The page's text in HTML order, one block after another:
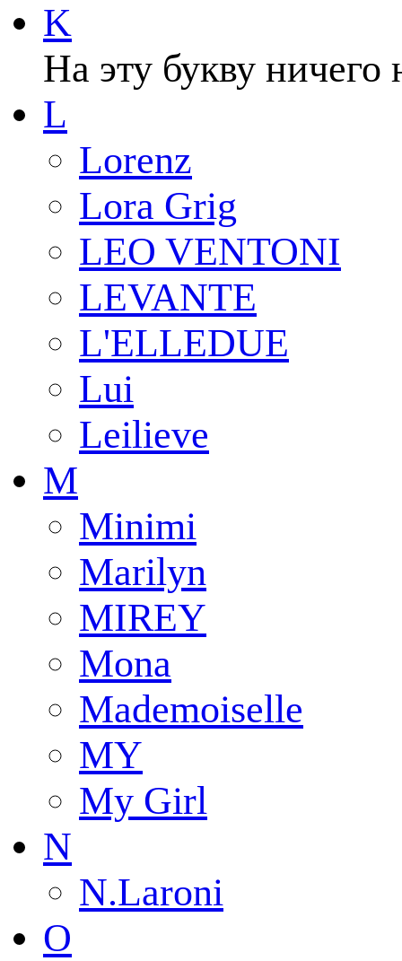
K
На эту букву ничего
L
Lorenz
Lora Grig
LEO VENTONI
LEVANTE
L'ELLEDUE
Lui
Leilieve
M
Minimi
Marilyn
MIREY
Mona
Mademoiselle
MY
My Girl
N
N.Laroni
O